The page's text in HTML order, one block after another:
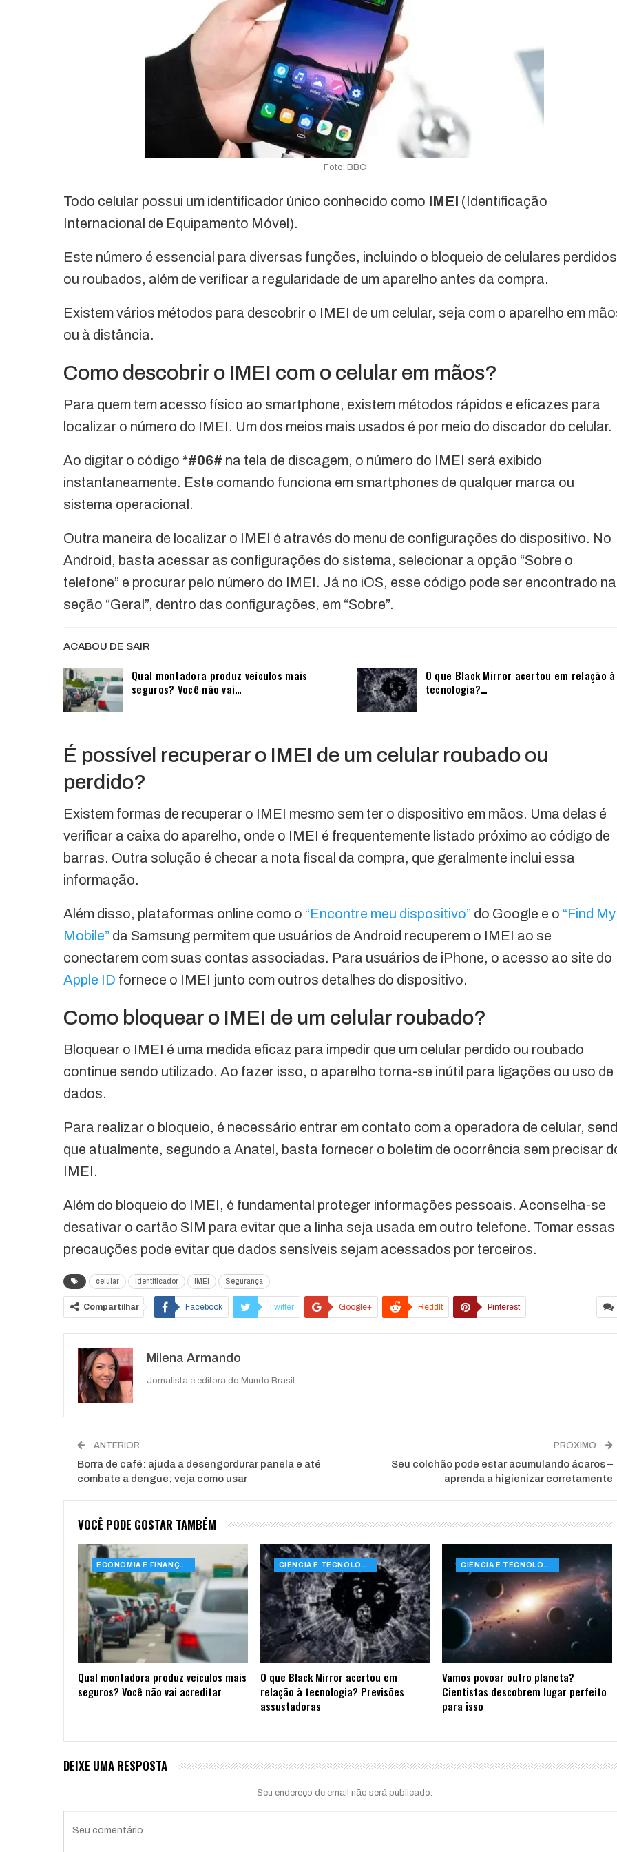
Foto: BBC
Todo celular possui um identificador único conhecido como IMEI (Identificação
Internacional de Equipamento Móvel).
Este número é essencial para diversas funções, incluindo o bloqueio de celulares perdidos
ou roubados, além de verificar a regularidade de um aparelho antes da compra.
Existem vários métodos para descobrir o IMEI de um celular, seja com o aparelho em
ou à distância.
Como descobrir o IMEI com o celular em mãos?
Para quem tem acesso físico ao smartphone, existem métodos rápidos e eficazes para
localizar o número do IMEI. Um dos meios mais usados é por meio do discador do celular.
Ao digitar o código *#06# na tela de discagem, o número do IMEI será exibido
instantaneamente. Este comando funciona em smartphones de qualquer marca ou
sistema operacional.
Outra maneira de localizar o IMEI é através do menu de configurações do dispositivo. No
Android, basta acessar as configurações do sistema, selecionar a opção “Sobre o
telefone” e procurar pelo número do IMEI. Já no iOS, esse código pode ser encontrado na
seção “Geral”, dentro das configurações, em “Sobre”.
ACABOU DE SAIR
Qual montadora produz veículos mais
seguros? Você não vai…
O que Black Mirror acertou em relação à
tecnologia?…
É possível recuperar o IMEI de um celular roubado ou
perdido?
Existem formas de recuperar o IMEI mesmo sem ter o dispositivo em mãos. Uma delas é
verificar a caixa do aparelho, onde o IMEI é frequentemente listado próximo ao código de
barras. Outra solução é checar a nota fiscal da compra, que geralmente inclui essa
informação.
Além disso, plataformas online como o “Encontre meu dispositivo” do Google e o “Find My
Mobile” da Samsung permitem que usuários de Android recuperem o IMEI ao se
conectarem com suas contas associadas. Para usuários de iPhone, o acesso ao site do
Apple ID fornece o IMEI junto com outros detalhes do dispositivo.
Como bloquear o IMEI de um celular roubado?
Bloquear o IMEI é uma medida eficaz para impedir que um celular perdido ou roubado
continue sendo utilizado. Ao fazer isso, o aparelho torna-se inútil para ligações ou uso de
dados.
Para realizar o bloqueio, é necessário entrar em contato com a operadora de celular,
que atualmente, segundo a Anatel, basta fornecer o boletim de ocorrência sem precisar
IMEI.
Além do bloqueio do IMEI, é fundamental proteger informações pessoais. Aconselha-se
desativar o cartão SIM para evitar que a linha seja usada em outro telefone. Tomar essas
precauções pode evitar que dados sensíveis sejam acessados por terceiros.
celular Identificador IMEI Segurança
Compartilhar Facebook Twitter Google+ ReddIt Pinterest
Milena Armando
Jornalista e editora do Mundo Brasil.
ANTERIOR
Borra de café: ajuda a desengordurar panela e até
combate a dengue; veja como usar
PRÓXIMO
Seu colchão pode estar acumulando ácaros –
aprenda a higienizar corretamente
VOCÊ PODE GOSTAR TAMBÉM
ECONOMIA E FINANÇAS
Qual montadora produz veículos mais
seguros? Você não vai acreditar
CIÊNCIA E TECNOLOGIA
O que Black Mirror acertou em
relação à tecnologia? Previsões
assustadoras
CIÊNCIA E TECNOLOGIA
Vamos povoar outro planeta?
Cientistas descobrem lugar perfeito
para isso
DEIXE UMA RESPOSTA
Seu endereço de email não será publicado.